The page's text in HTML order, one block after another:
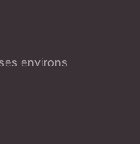
environs